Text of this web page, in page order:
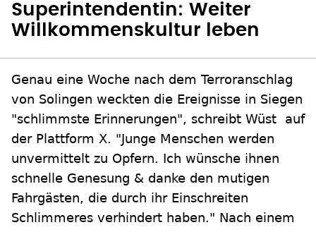
Superintendentin: Weiter
Willkommenskultur leben
Genau eine Woche nach dem Terroranschlag
von Solingen weckten die Ereignisse in Siegen
"schlimmste Erinnerungen", schreibt Wüst auf
der Plattform X. "Junge Menschen werden
unvermittelt zu Opfern. Ich wünsche ihnen
schnelle Genesung & danke den mutigen
Fahrgästen, die durch ihr Einschreiten
Schlimmeres verhindert haben." Nach einem